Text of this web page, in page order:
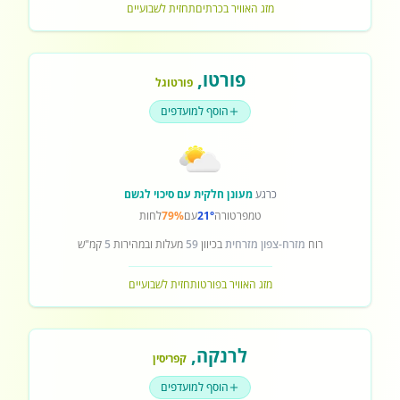
מזג האוויר בכרתיםתחזית לשבועיים
פורטו,פורטוגל
הוסף למועדפים
כרגעמעונן חלקית עם סיכוי לגשם
טמפרטורה21°עם79%לחות
רוח מזרח-צפון מזרחיתבכיוון59 מעלות ובמהירות 5 קמ"ש
מזג האוויר בפורטותחזית לשבועיים
לרנקה, קפריסין
הוסף למועדפים